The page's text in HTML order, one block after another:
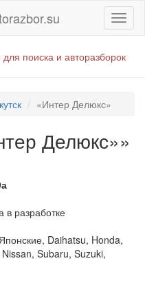
поиска и авторазборок
«Интер Делюкс»
Делюкс»»
в разработке
Daihatsu, Honda,
Subaru, Suzuki,